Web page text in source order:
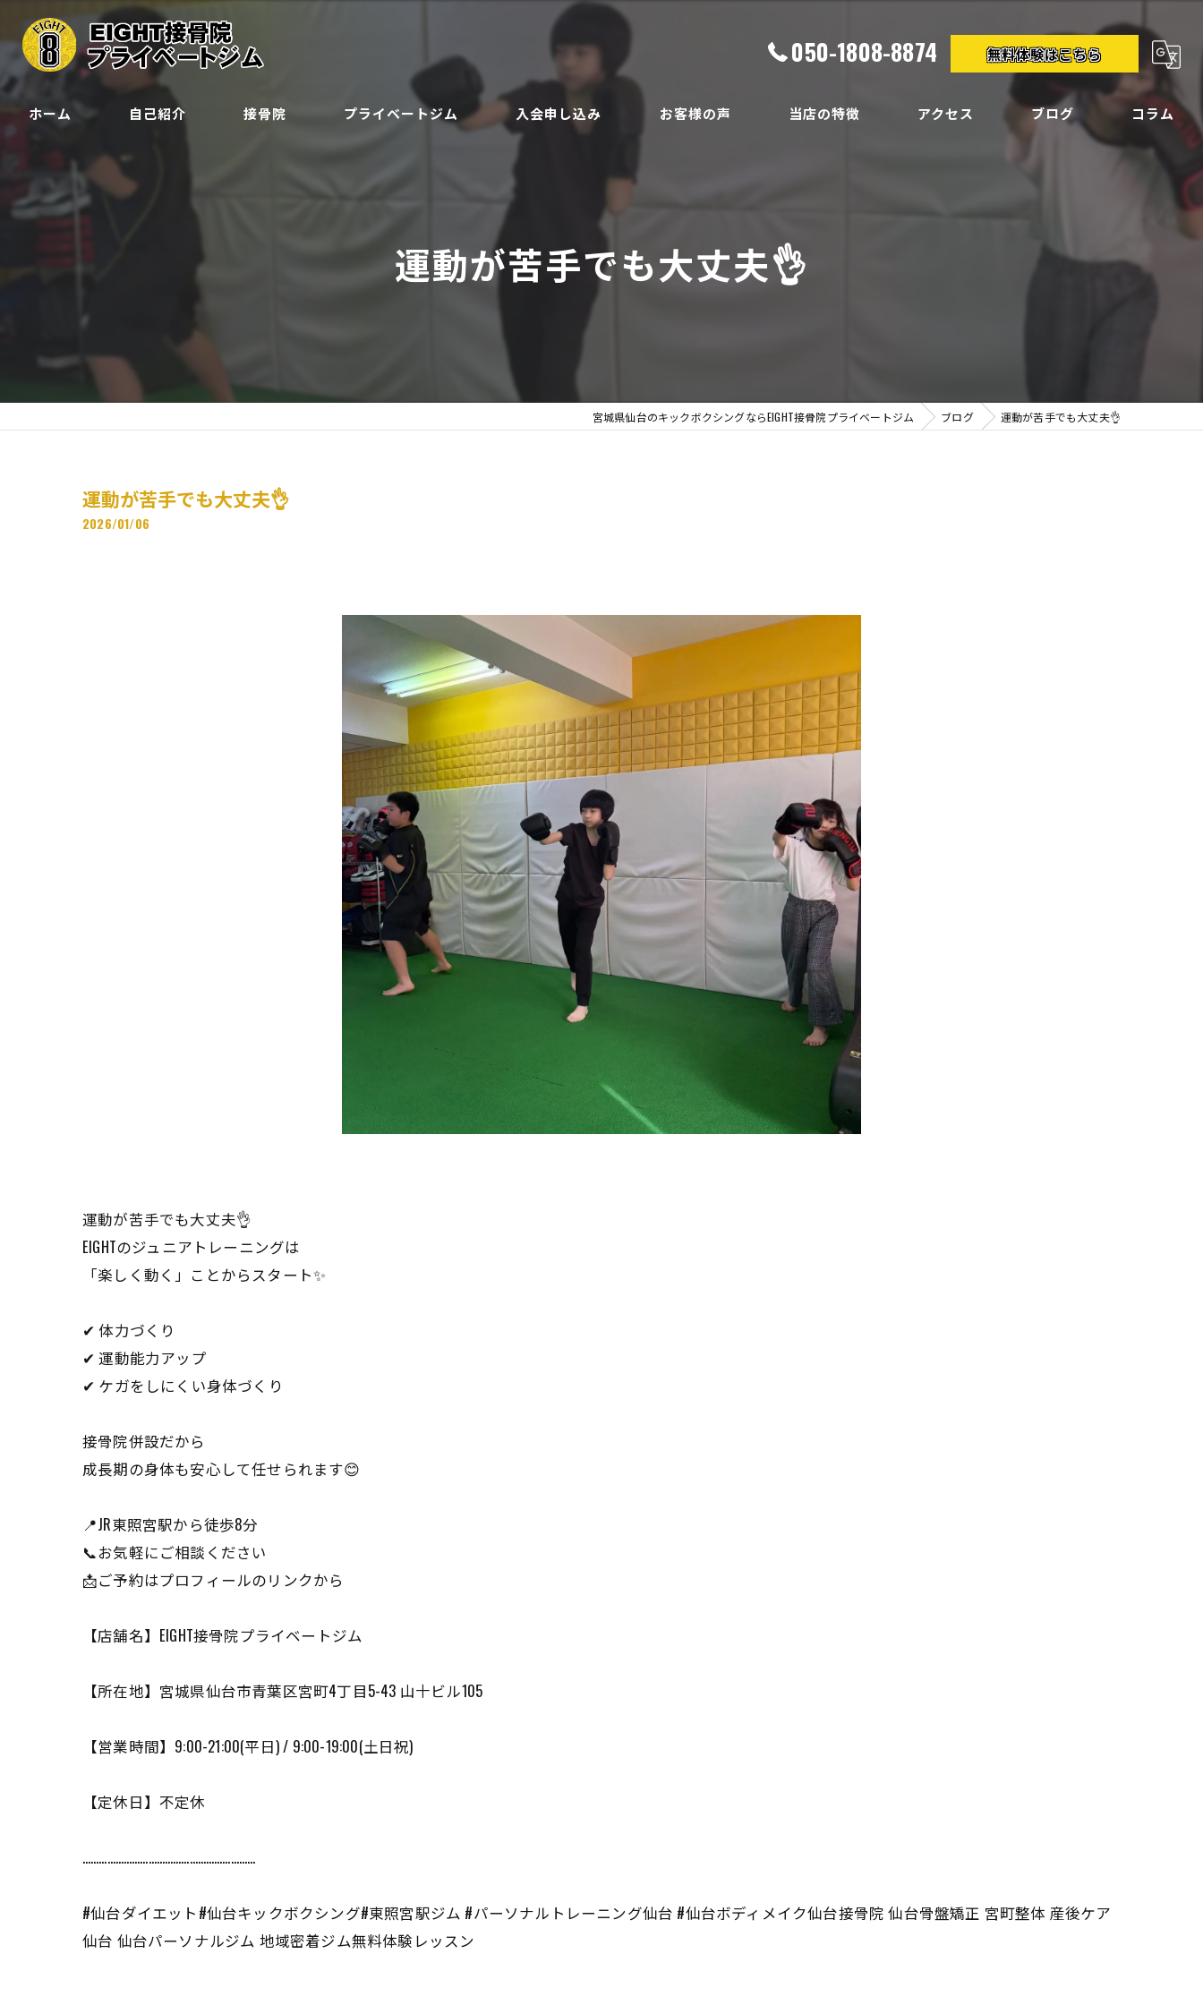
050-1808-8874 無料体験はこちら
ホーム 自己紹介 接骨院 プライベートジム 入会申し込み お客様の声 当店の特徴
ボディメイク
アクセス ブログ コラム
運動が苦手でも大丈夫👌
宮城県仙台のキックボクシングならEIGHT接骨院プライベートジム ブログ 運動が苦手でも大丈夫👌
運動が苦手でも大丈夫👌
2026/01/06
運動が苦手でも大丈夫👌
EIGHTのジュニアトレーニングは
「楽しく動く」ことからスタート✨
✔ 体力づくり
✔ 運動能力アップ
✔ ケガをしにくい身体づくり
接骨院併設だから
成長期の身体も安心して任せられます😊
📍JR東照宮駅から徒歩8分
📞お気軽にご相談ください
📩ご予約はプロフィールのリンクから
【店舗名】EIGHT接骨院プライベートジム
【所在地】宮城県仙台市青葉区宮町4丁目5-43 山十ビル105
【営業時間】9:00-21:00(平日) / 9:00-19:00(土日祝)
【定休日】不定休
………………………………………………………
#仙台ダイエット#仙台キックボクシング#東照宮駅ジム #パーソナルトレーニング仙台 #仙台ボディメイク仙台接骨院 仙台骨盤矯正 宮町整体 産後ケア
仙台 仙台パーソナルジム 地域密着ジム無料体験レッスン